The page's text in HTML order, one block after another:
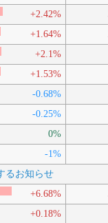
+2.42%
+1.64%
+2.1%
+1.53%
-0.68%
-0.25%
0%
-1%
るお知らせ
+6.68%
+0.18%